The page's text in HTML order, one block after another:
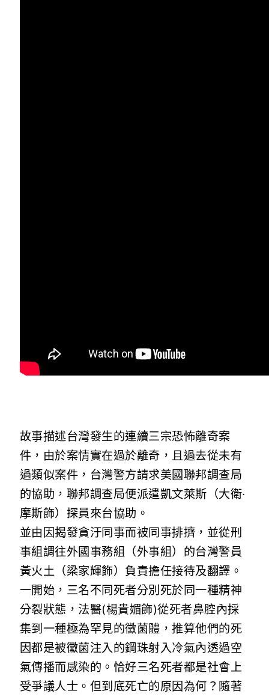
故事描述台灣發生的連續三宗恐怖離奇案
件，由於案情實在過於離奇，且過去從未有
過類似案件，台灣警方請求美國聯邦調查局
的協助，聯邦調查局便派遣凱文萊斯（大衛·
摩斯飾）探員來台協助。
並由因揭發貪汙同事而被同事排擠，並從刑
事組調往外國事務組（外事組）的台灣警員
黃火土（梁家輝飾）負責擔任接待及翻譯。
一開始，三名不同死者分別死於同一種精神
分裂狀態，法醫(楊貴媚飾)從死者鼻腔內採
集到一種極為罕見的黴菌體，推算他們的死
因都是被黴菌注入的鋼珠射入冷氣內透過空
氣傳播而感染的。恰好三名死者都是社會上
受爭議人士。但到底死亡的原因為何？隨著